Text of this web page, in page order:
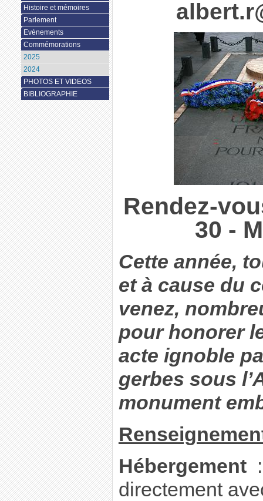
Rendez-
30 -
Cette année,
et à cause du
venez,
pour honorer
acte ignoble
gerbes sous
monument
Hébergement
directement
Histoire et mémoires
Parlement
Evènements
Commémorations
2025
2024
PHOTOS ET VIDEOS
BIBLIOGRAPHIE